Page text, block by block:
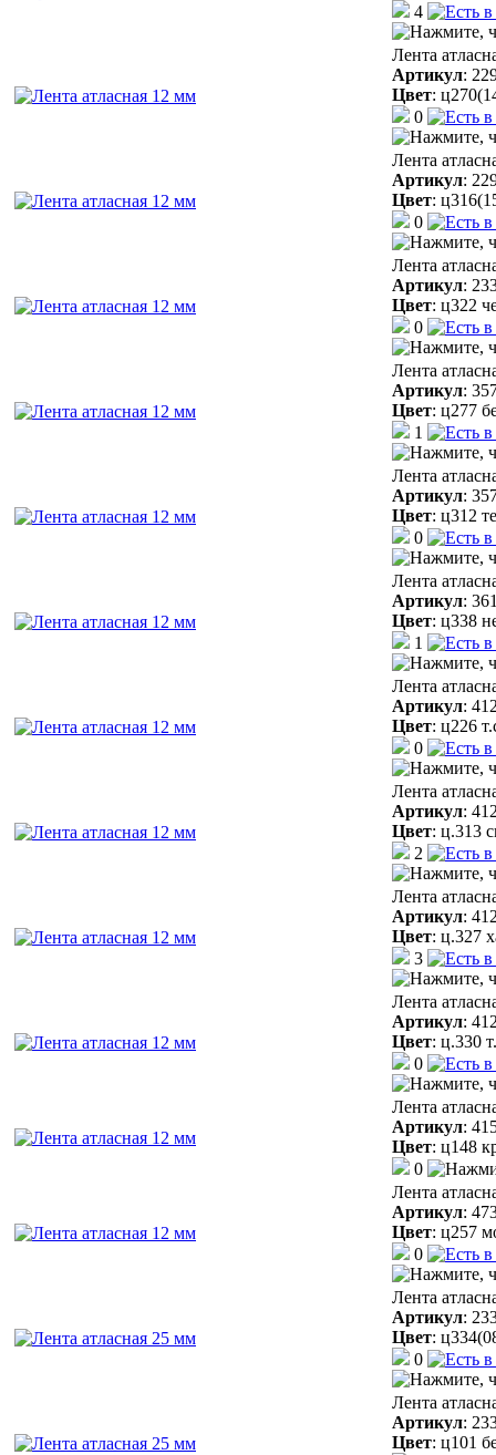
4
Лента
Артикул:
Цвет:
0
Лента
Артикул:
Цвет:
0
Лента
Артикул:
Цвет: ц322
0
Лента
Артикул:
Цвет: ц277
1
Лента
Артикул:
Цвет: ц312
0
Лента
Артикул:
Цвет: ц338
1
Лента
Артикул:
Цвет: ц226
0
Лента
Артикул:
Цвет: ц.313
2
Лента
Артикул:
Цвет: ц.327
3
Лента
Артикул:
Цвет: ц.330
0
Лента
Артикул:
Цвет: ц148
0
Лента
Артикул:
Цвет: ц257
0
Лента
Артикул:
Цвет:
0
Лента
Артикул:
Цвет: ц101